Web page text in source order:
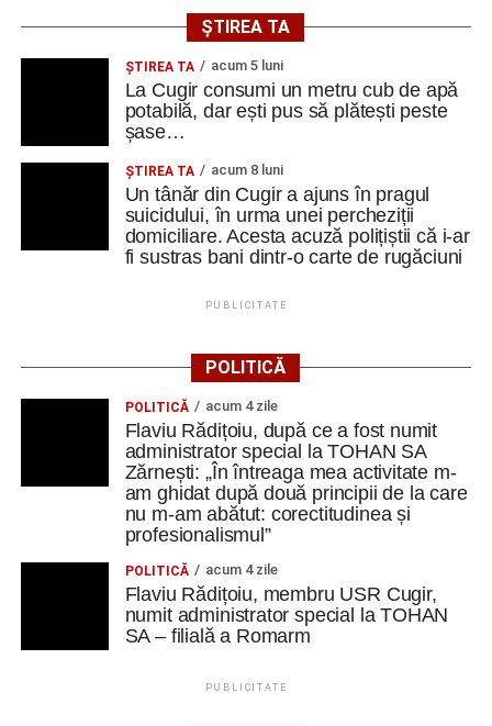
ȘTIREA TA
ȘTIREA TA acum 5 luni
La Cugir consumi un metru cub de apă
potabilă, dar ești pus să plătești peste
șase…
ȘTIREA TA acum 8 luni
Un tânăr din Cugir a ajuns în pragul
suicidului, în urma unei percheziții
domiciliare. Acesta acuză polițiștii că i-ar
fi sustras bani dintr-o carte de rugăciuni
PUBLICITATE
POLITICĂ
POLITICĂ acum 4 zile
Flaviu Rădițoiu, după ce a fost numit
administrator special la TOHAN SA
Zărnești: „În întreaga mea activitate m-
am ghidat după două principii de la care
nu m-am abătut: corectitudinea și
profesionalismul”
POLITICĂ acum 4 zile
Flaviu Rădițoiu, membru USR Cugir,
numit administrator special la TOHAN
SA – filială a Romarm
PUBLICITATE